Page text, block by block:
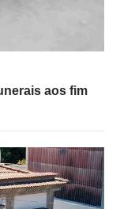
aos fim